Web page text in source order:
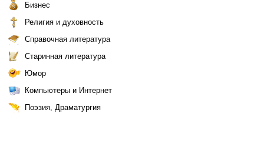
Бизнес
Религия и духовность
Справочная литература
Старинная литература
Юмор
Компьютеры и Интернет
Поэзия, Драматургия